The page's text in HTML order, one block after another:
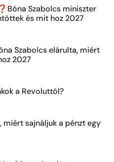
Szabolcs miniszter
és mit hoz 2027
Szabolcs elárulta, miért
2027
a Revoluttól?
sajnáljuk a pénzt egy